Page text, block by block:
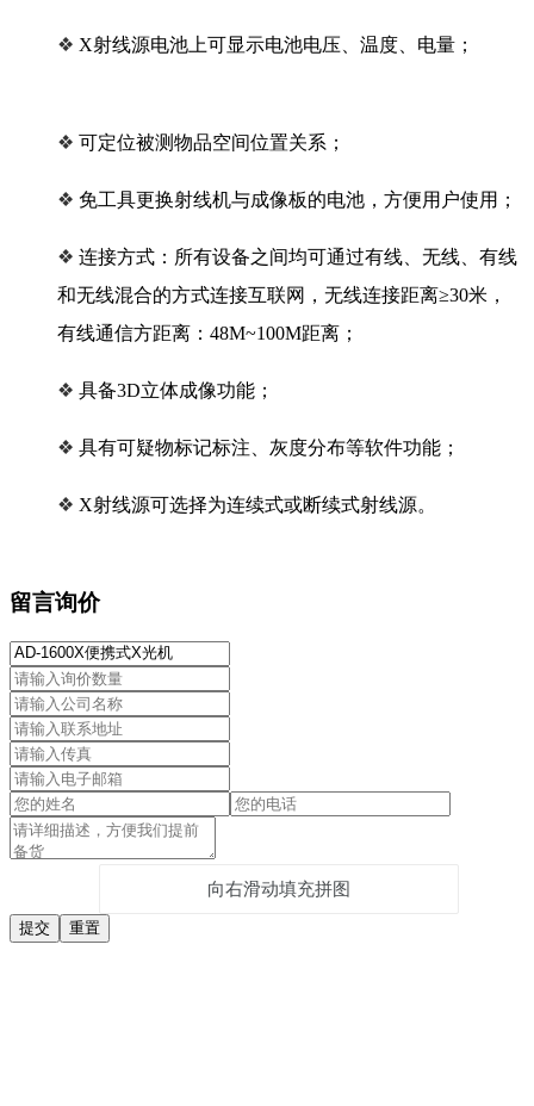
❖ X射线源电池上可显示电池电压、温度、电量；
❖ 可定位被测物品空间位置关系；
❖ 免工具更换射线机与成像板的电池，方便用户使用；
❖ 连接方式：所有设备之间均可通过有线、无线、有线
和无线混合的方式连接互联网，无线连接距离≥30米，
有线通信方距离：48M~100M距离；
❖ 具备3D立体成像功能；
❖ 具有可疑物标记标注、灰度分布等软件功能；
❖ X射线源可选择为连续式或断续式射线源。
留言询价
向右滑动填充拼图